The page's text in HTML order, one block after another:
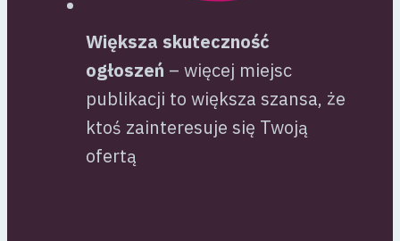
Większa skuteczność
ogłoszeń – więcej miejsc
publikacji to większa szansa, że
ktoś zainteresuje się Twoją
ofertą